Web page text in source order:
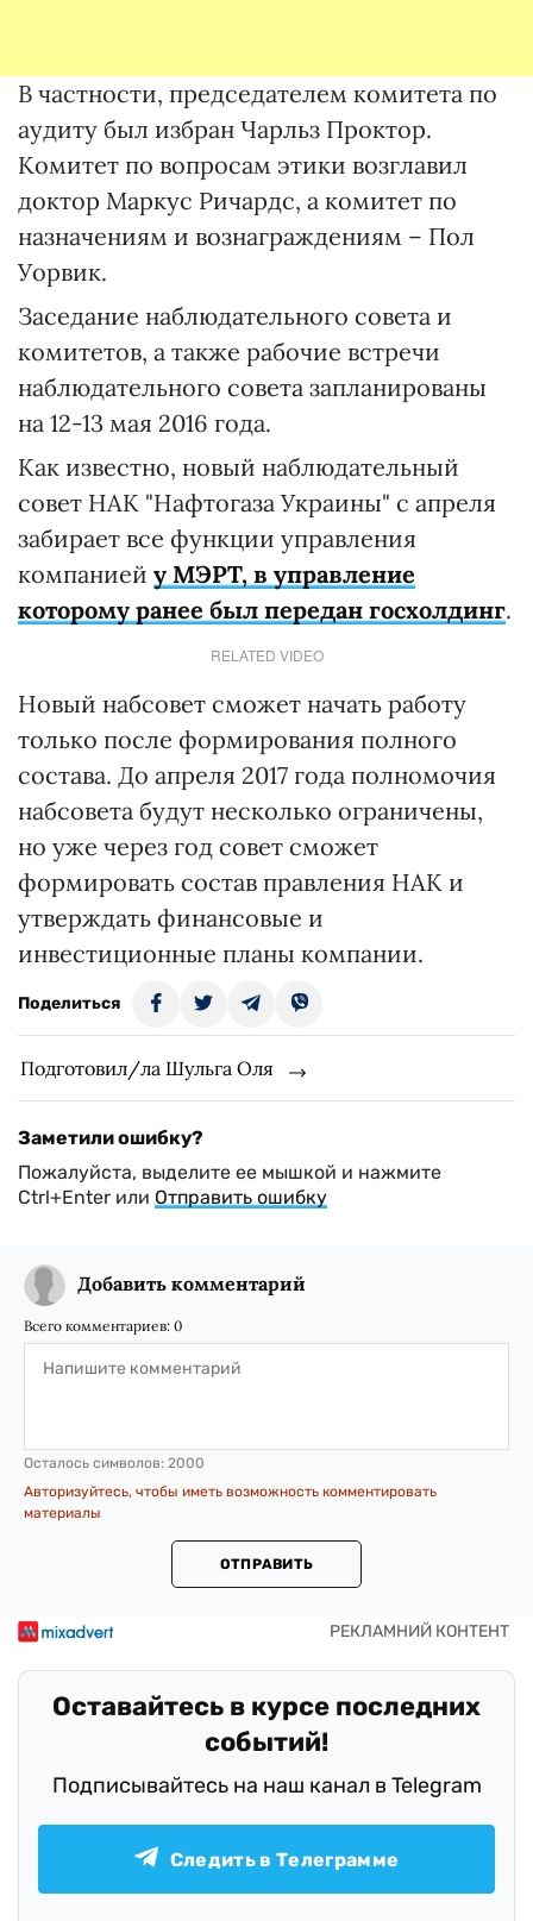
В частности, председателем комитета по
аудиту был избран Чарльз Проктор.
Комитет по вопросам этики возглавил
доктор Маркус Ричардс, а комитет по
назначениям и вознаграждениям – Пол
Уорвик.
Заседание наблюдательного совета и
комитетов, а также рабочие встречи
наблюдательного совета запланированы
на 12-13 мая 2016 года.
Как известно, новый наблюдательный
совет НАК "Нафтогаза Украины" с апреля
забирает все функции управления
компанией у МЭРТ, в управление
которому ранее был передан госхолдинг.
RELATED VIDEO
Новый набсовет сможет начать работу
только после формирования полного
состава. До апреля 2017 года полномочия
набсовета будут несколько ограничены,
но уже через год совет сможет
формировать состав правления НАК и
утверждать финансовые и
инвестиционные планы компании.
Поделиться
Подготовил/ла Шульга Оля
Заметили ошибку?
Пожалуйста, выделите ее мышкой и нажмите
Ctrl+Enter или Отправить ошибку
Добавить комментарий
Всего комментариев: 0
Осталось символов: 2000
Авторизуйтесь, чтобы иметь возможность комментировать
материалы
ОТПРАВИТЬ
Оставайтесь в курсе последних
событий!
Подписывайтесь на наш канал в Telegram
Следить в Телеграмме